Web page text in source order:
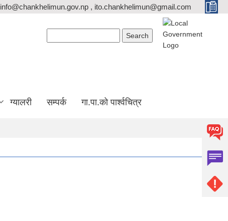
info@chankhelimun.gov.np , ito.chankhelimun@gmail.com
ग्यालरी सम्पर्क गा.पा.को पार्श्वचित्र